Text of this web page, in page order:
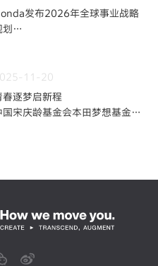
发布2026年全球事业战略
划
11-20
春逐梦启新程
国宋庆龄基金会本田梦想基金第